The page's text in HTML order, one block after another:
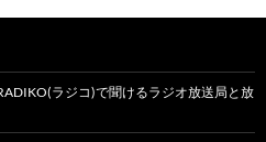
ラジコ)で聞けるラジオ放送局と放